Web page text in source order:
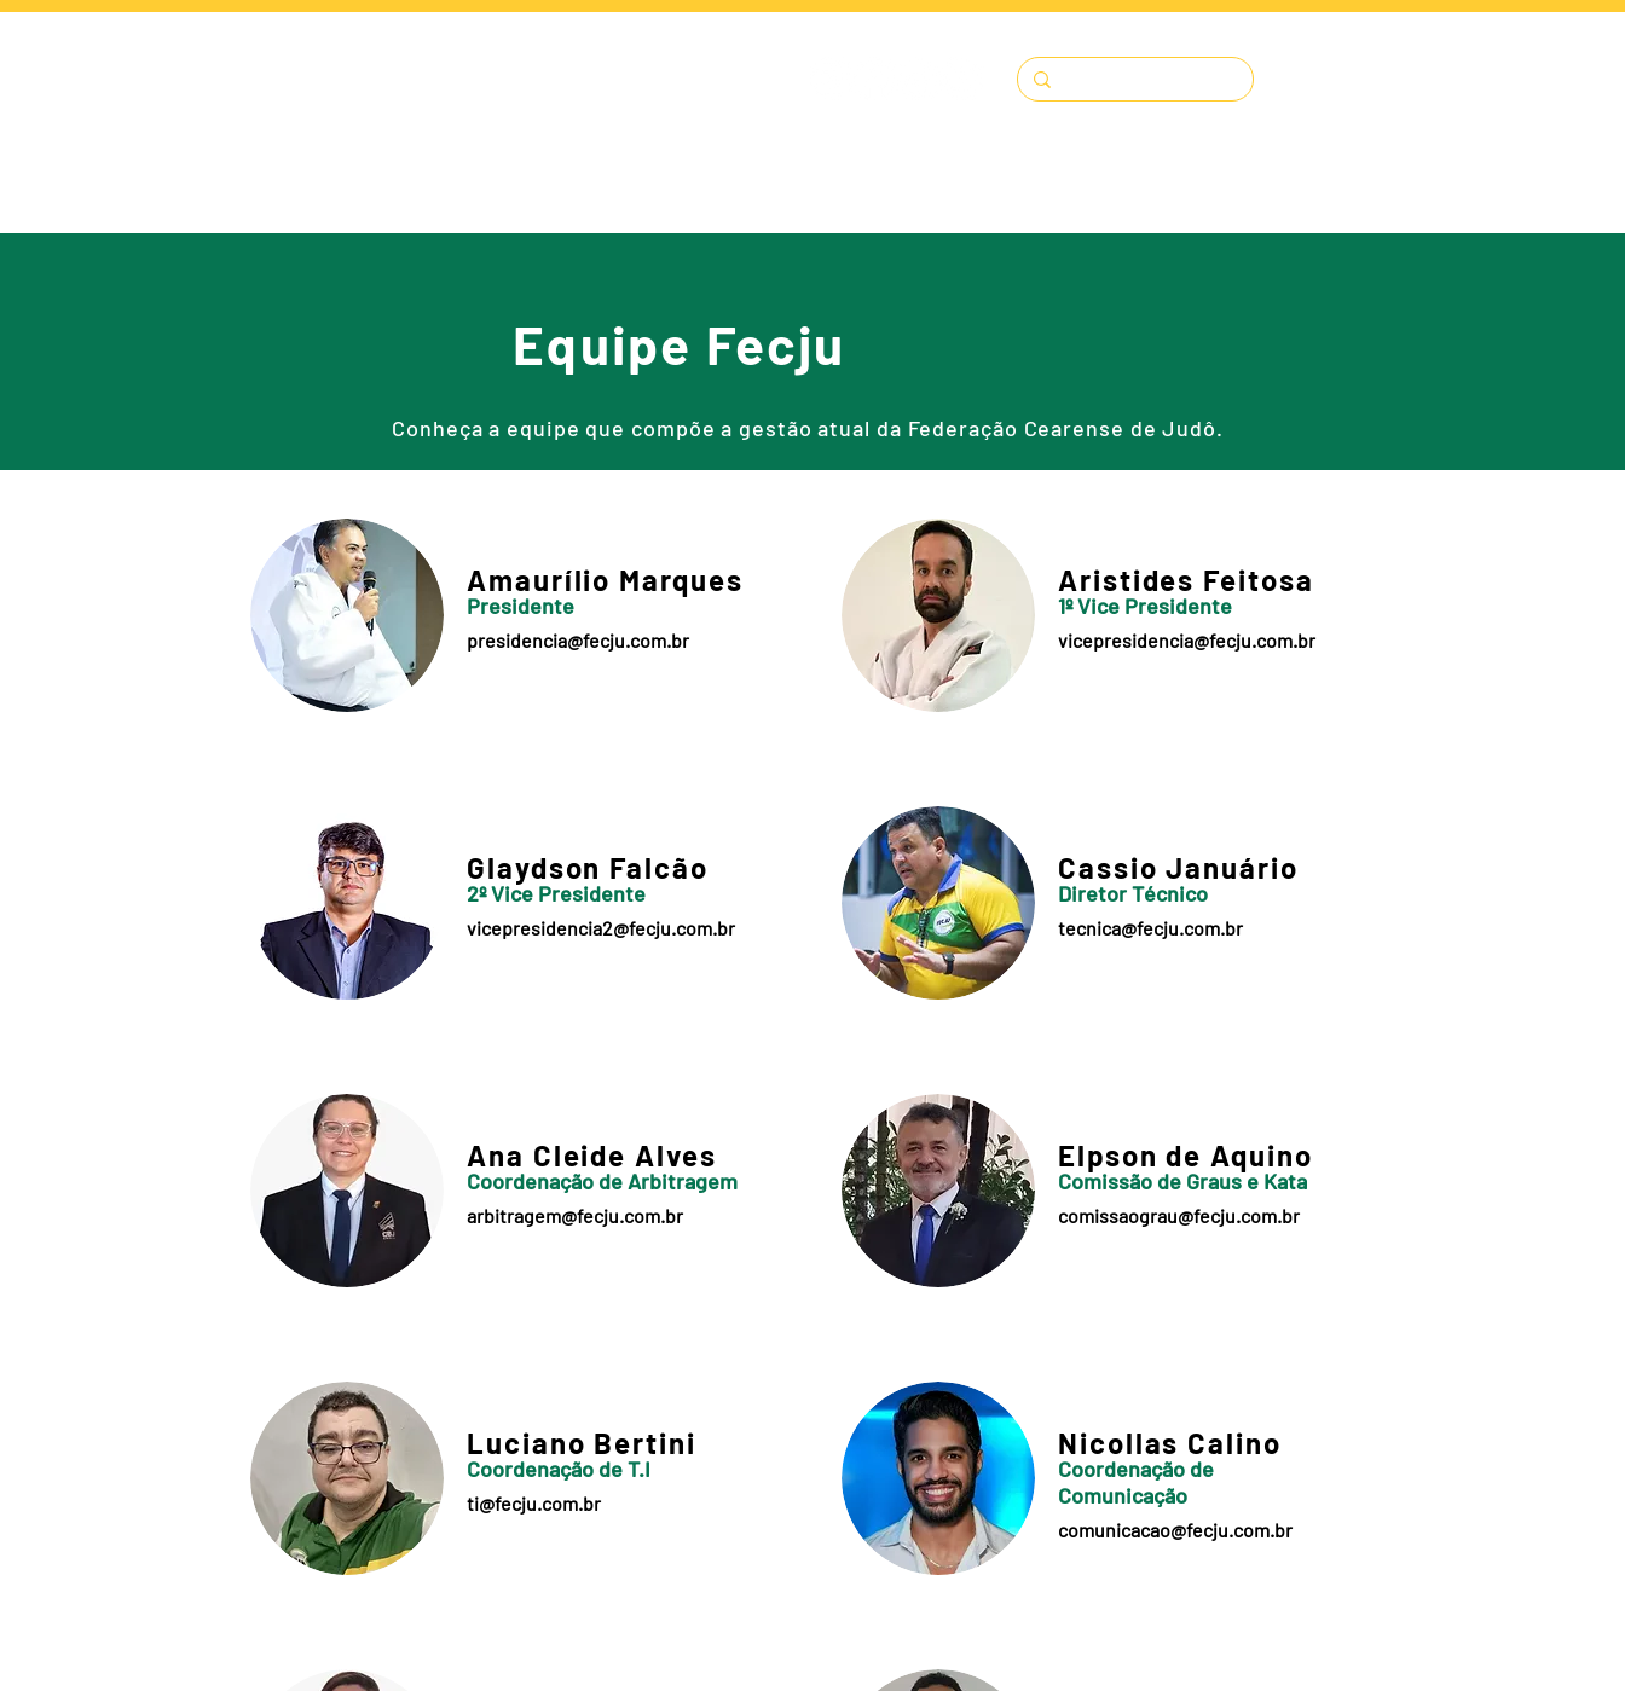
Equipe Fecju
Conheça a equipe que compõe a gestão atual da Federação Cearense de Judô.
Presidente
Amaurílio Marques
presidencia@fecju.com.br
2º Vice Presidente
Glaydson Falcão
vicepresidencia2@fecju.com.br
Coordenação de Arbitragem
Ana Cleide Alves
arbitragem@fecju.com.br
Coordenação de T.I
Luciano Bertini
ti@fecju.com.br
1º Vice Presidente
Aristides Feitosa
vicepresidencia@fecju.com.br
Diretor Técnico
Cassio Januário
tecnica@fecju.com.br
Comissão de Graus e Kata
Elpson de Aquino
comissaograu@fecju.com.br
Coordenação de
Comunicação
Nicollas Calino
comunicacao@fecju.com.br